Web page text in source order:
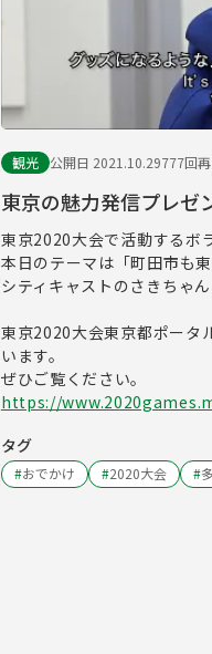
観光 公開日 2021.10.29777回
東京の魅力発信プレゼ
東京2020大会で活動するボ
本日のテーマは「町田市も
シティキャストのさきちゃ
東京2020大会東京都ポータ
います。
ぜひご覧ください。
https://
タグ
#おでかけ #2020大会 #